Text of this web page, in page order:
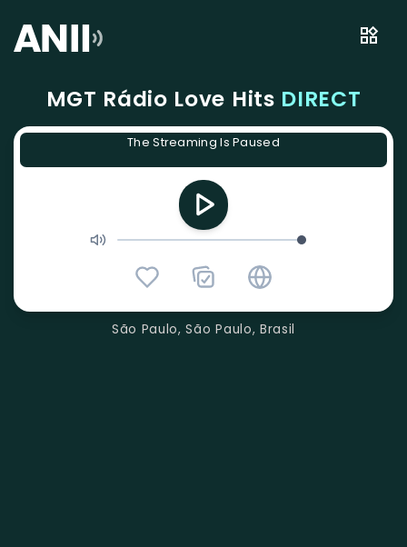
MGT Rádio Love Hits DIRECT
The Streaming Is Paused
São Paulo, São Paulo, Brasil